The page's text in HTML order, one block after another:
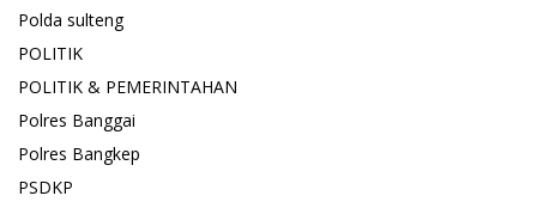
Polda sulteng
POLITIK
POLITIK & PEMERINTAHAN
Polres Banggai
Polres Bangkep
PSDKP